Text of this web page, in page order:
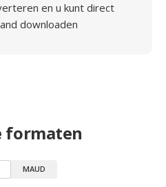
en u kunt direct
downloaden
formaten
MAUD